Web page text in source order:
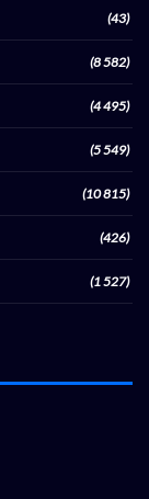
(43)
(8 582)
(4 495)
(5 549)
(10 815)
(426)
(1 527)